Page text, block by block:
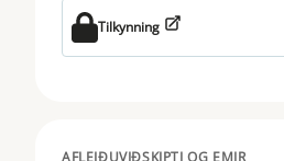
Tilkynning
AFLEIÐUVIÐSKIPTI OG EMIR